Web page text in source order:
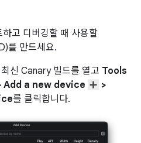
고 디버깅할 때 사용할
를 만드세요.
신 Canary 빌드를 열고 Tools
Add a new device
>
를 클릭합니다.